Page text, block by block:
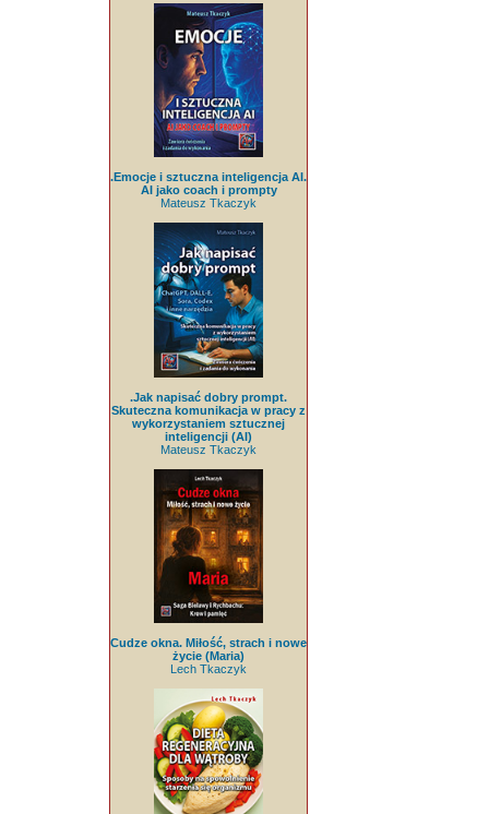
.Emocje i sztuczna inteligencja AI.
AI jako coach i prompty
Mateusz Tkaczyk
.Jak napisać dobry prompt.
Skuteczna komunikacja w pracy z
wykorzystaniem sztucznej
inteligencji (AI)
Mateusz Tkaczyk
Cudze okna. Miłość, strach i nowe
życie (Maria)
Lech Tkaczyk